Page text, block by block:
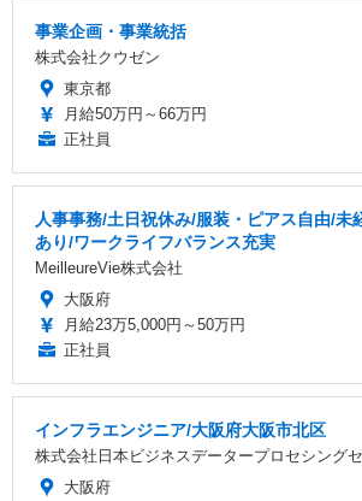
事業企画・事業統括
株式会社クウゼン
東京都
月給50万円～66万円
正社員
人事事務/土日祝休み/服装・ピアス自由/未
あり/ワークライフバランス充実
MeilleureVie株式会社
大阪府
月給23万5,000円～50万円
正社員
インフラエンジニア/大阪府大阪市北区
株式会社日本ビジネスデータープロセシング
大阪府